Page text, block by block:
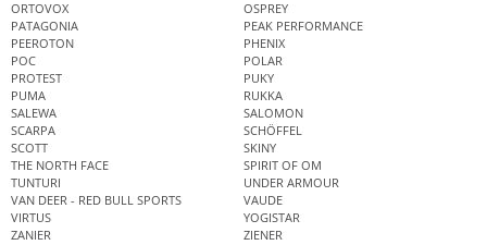
ORTOVOX
OSPREY
PATAGONIA
PEAK PERFORMANCE
PEEROTON
PHENIX
POC
POLAR
PROTEST
PUKY
PUMA
RUKKA
SALEWA
SALOMON
SCARPA
SCHÖFFEL
SCOTT
SKINY
THE NORTH FACE
SPIRIT OF OM
TUNTURI
UNDER ARMOUR
VAN DEER - RED BULL SPORTS
VAUDE
VIRTUS
YOGISTAR
ZANIER
ZIENER